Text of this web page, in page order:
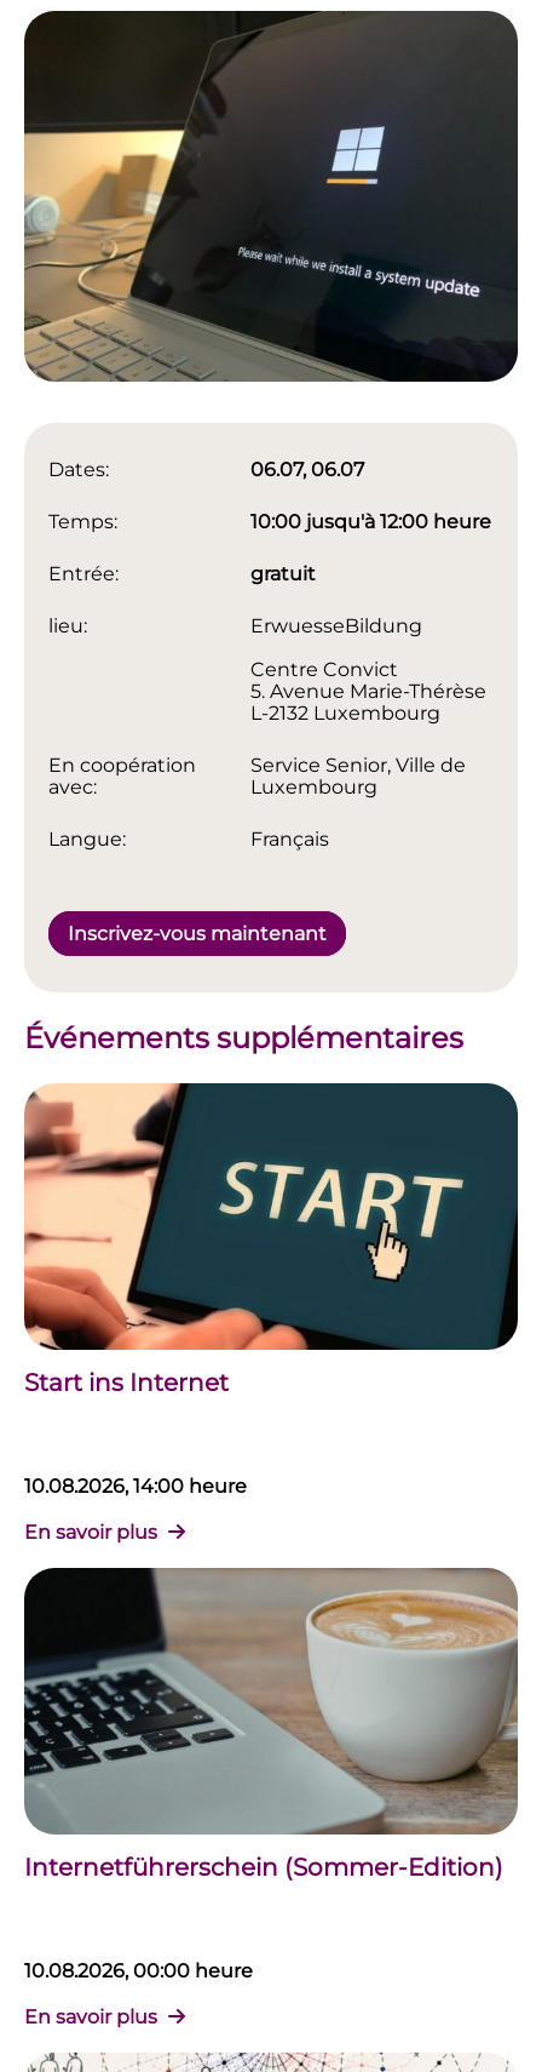
Dates: 06.07, 06.07
Temps: 10:00 jusqu'à 12:00 heure
Entrée: gratuit
lieu:
ErwuesseBildung
Centre Convict
5. Avenue Marie-Thérèse
L-2132 Luxembourg
En coopération
avec:
Service Senior, Ville de
Luxembourg
Langue: Français
Inscrivez-vous maintenant
Événements supplémentaires
Start ins Internet
10.08.2026, 14:00 heure
En savoir plus
Internetführerschein (Sommer-Edition)
10.08.2026, 00:00 heure
En savoir plus